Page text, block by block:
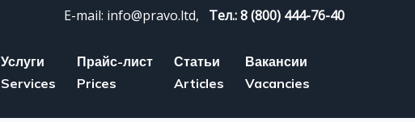
E-mail: info@pravo.ltd, Тел.: 8 (800) 444-76-40
Услуги
Services
Прайс-лист
Prices
Статьи
Articles
Вакансии
Vacancies